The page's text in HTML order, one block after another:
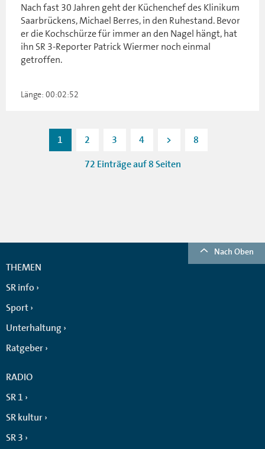
Nach fast 30 Jahren geht der Küchenchef des Klinikum
Saarbrückens, Michael Berres, in den Ruhestand. Bevor
er die Kochschürze für immer an den Nagel hängt, hat
ihn SR 3-Reporter Patrick Wiermer noch einmal
getroffen.
Länge: 00:02:52
1 2 3 4 > 8
72 Einträge auf 8 Seiten
Nach Oben
THEMEN
SR info
Sport
Unterhaltung
Ratgeber
RADIO
SR 1
SR kultur
SR 3